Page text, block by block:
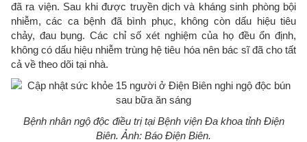
đã ra viện. Sau khi được truyền dịch và kháng sinh phòng bội
nhiễm, các ca bệnh đã bình phục, không còn dấu hiệu tiêu
chảy, đau bụng. Các chỉ số xét nghiệm của họ đều ổn định,
không có dấu hiệu nhiễm trùng hệ tiêu hóa nên bác sĩ đã cho tất
cả về theo dõi tại nhà.
Bệnh nhân ngộ độc điều trị tại Bệnh viện Đa khoa tỉnh Điện
Biên. Ảnh: Báo Điện Biên.